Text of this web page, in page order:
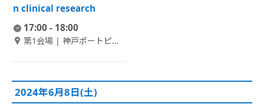
n clinical research
17:00 - 18:00
第1会場 | 神戸ポートピア
2024年6月8日(土)